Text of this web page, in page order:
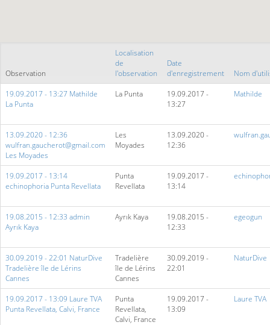
Observation
Localisation
de
l'observation
Date
d'enregistrement
Nom
19.09.2017 - 13:27 Mathilde
La Punta
La Punta
19.09.2017 -
13:27
Mathilde
13.09.2020 - 12:36
wulfran.gaucherot@gmail.com
Les Moyades
Les
Moyades
13.09.2020 -
12:36
19.09.2017 - 13:14
echinophoria Punta Revellata
Punta
Revellata
19.09.2017 -
13:14
19.08.2015 - 12:33 admin
Ayrık Kaya
Ayrık Kaya
19.08.2015 -
12:33
egeogun
30.09.2019 - 22:01 NaturDive
Tradelière île de Lérins
Cannes
Tradelière
île de Lérins
Cannes
30.09.2019 -
22:01
NaturDive
19.09.2017 - 13:09 Laure TVA
Punta Revellata, Calvi, France
Punta
Revellata,
Calvi, France
19.09.2017 -
13:09
Laure TVA